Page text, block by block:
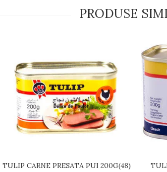
PRODUSE
TULIP CARNE PRESATA PUI 200G(48)